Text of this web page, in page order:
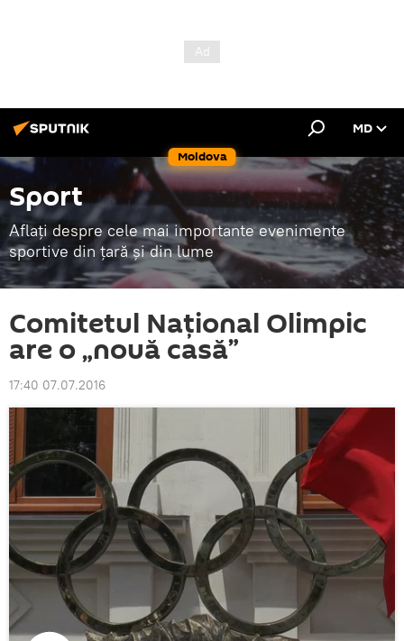
Moldova
MD
Sport
Aflați despre cele mai importante evenimente
sportive din țară și din lume
Comitetul Naţional Olimpic
are o „nouă casă”
17:40 07.07.2016